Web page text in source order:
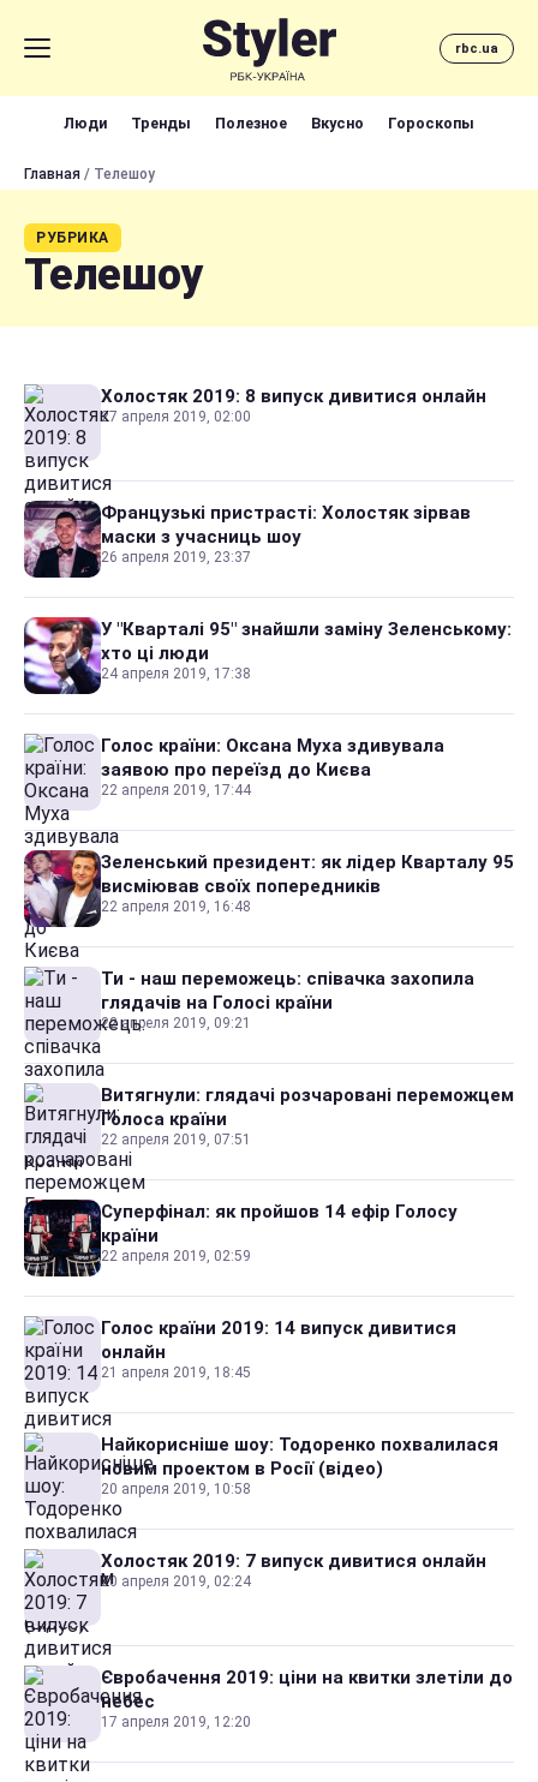
rbc.ua
Люди Тренды Полезное Вкусно Гороскопы
Главная / Телешоу
РУБРИКА
Телешоу
Холостяк 2019: 8 випуск дивитися онлайн
27 апреля 2019, 02:00
Французькі пристрасті: Холостяк зірвав
маски з учасниць шоу
26 апреля 2019, 23:37
У "Кварталі 95" знайшли заміну Зеленському:
хто ці люди
24 апреля 2019, 17:38
Голос країни: Оксана Муха здивувала
заявою про переїзд до Києва
22 апреля 2019, 17:44
Зеленський президент: як лідер Кварталу 95
висміював своїх попередників
22 апреля 2019, 16:48
Ти - наш переможець: співачка захопила
глядачів на Голосі країни
22 апреля 2019, 09:21
Витягнули: глядачі розчаровані переможцем
Голоса країни
22 апреля 2019, 07:51
Суперфінал: як пройшов 14 ефір Голосу
країни
22 апреля 2019, 02:59
Голос країни 2019: 14 випуск дивитися
онлайн
21 апреля 2019, 18:45
Найкорисніше шоу: Тодоренко похвалилася
новим проектом в Росії (відео)
20 апреля 2019, 10:58
Холостяк 2019: 7 випуск дивитися онлайн
20 апреля 2019, 02:24
Євробачення 2019: ціни на квитки злетіли до
небес
17 апреля 2019, 12:20